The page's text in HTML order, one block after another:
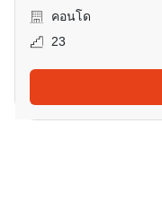
คอนโด
23